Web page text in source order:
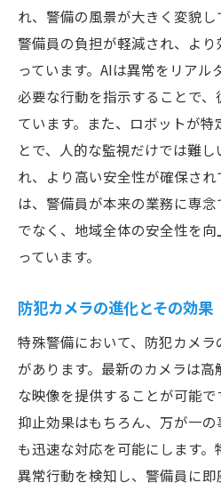
れ、警備の風景が大きく変貌し
警備員の負担が軽減され、よ
っています。AIは異常をリアル
必要な行動を指示することで
ています。また、ロボットが
とで、人的な監視だけでは難
れ、より高い安全性が確保さ
は、警備員が本来の業務に専
でなく、地域全体の安全性を
っています。
防犯カメラの進化とその効果
特殊警備において、防犯カメ
があります。最新のカメラは
な映像を提供することが可能
抑止効果はもちろん、万が一
も迅速な対応を可能にします
異常行動を検知し、警備員に